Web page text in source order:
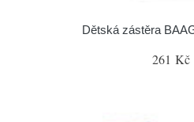
Dětská zástěra
261 Kč